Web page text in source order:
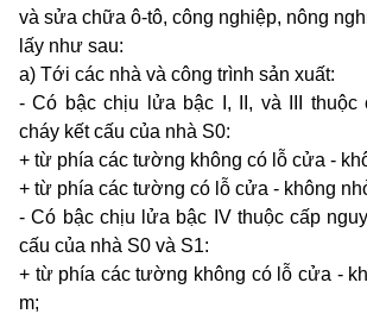
và sửa chữa ô-tô, công nghiệp, nông
lấy như sau:
a) Tới các nhà và công trình sản xuất:
- Có bậc chịu lửa bậc I, II, và III thuộc
cháy kết cấu của nhà S0:
+ từ phía các tường không có lỗ cửa -
+ từ phía các tường có lỗ cửa - không
- Có bậc chịu lửa bậc IV thuộc cấp
cấu của nhà S0 và S1:
+ từ phía các tường không có lỗ cửa -
m;